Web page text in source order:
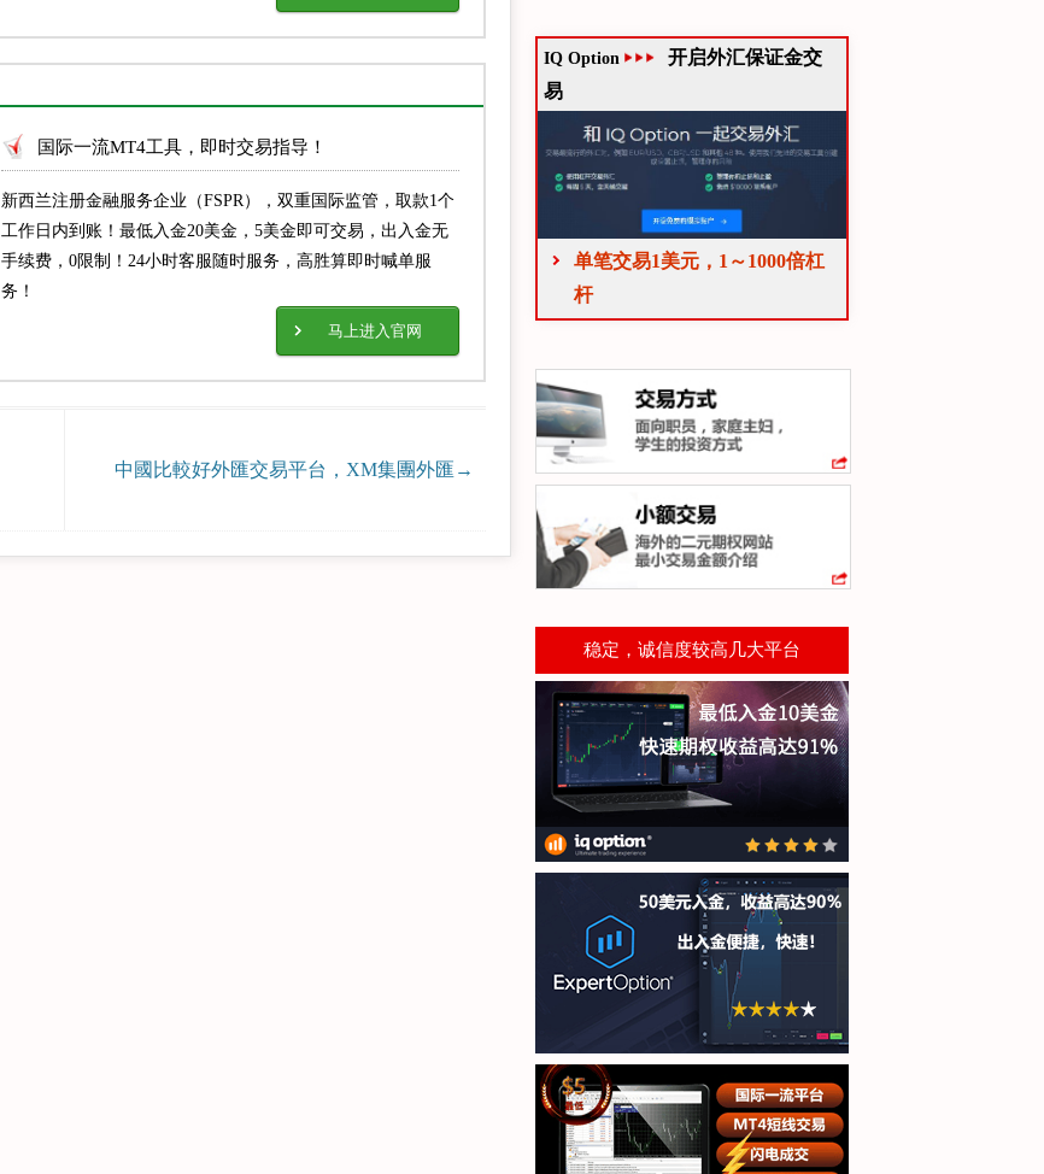
国际一流MT4工具，即时交易指导！
新西兰注册金融服务企业（FSPR），双重国际监管，取款1个
工作日内到账！最低入金20美金，5美金即可交易，出入金无
手续费，0限制！24小时客服随时服务，高胜算即时喊单服
务！
马上进入官网
中國比較好外匯交易平台，XM集團外匯 →
IQ Option
开启外汇保证金交
易
单笔交易1美元，1～1000倍杠
杆
稳定，诚信度较高几大平台